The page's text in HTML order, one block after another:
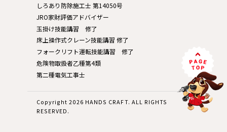
しろあり防除施工士 第14050号
JRO家財評価アドバイザー
玉掛け技能講習 修了
床上操作式クレーン技能講習 修了
フォークリフト運転技能講習 修了
危険物取扱者乙種第4類
第二種電気工事士
Copyright 2026 HANDS CRAFT. ALL RIGHTS
RESERVED.